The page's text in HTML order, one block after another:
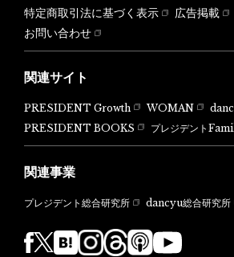
特定商取引法に基づく表示
広告掲載
お問い合わせ
関連サイト
PRESIDENT Growth WOMAN
PRESIDENT BOOKS
プレジデント
関連事業
プレジデント総合研究所 dancyu総合研究所